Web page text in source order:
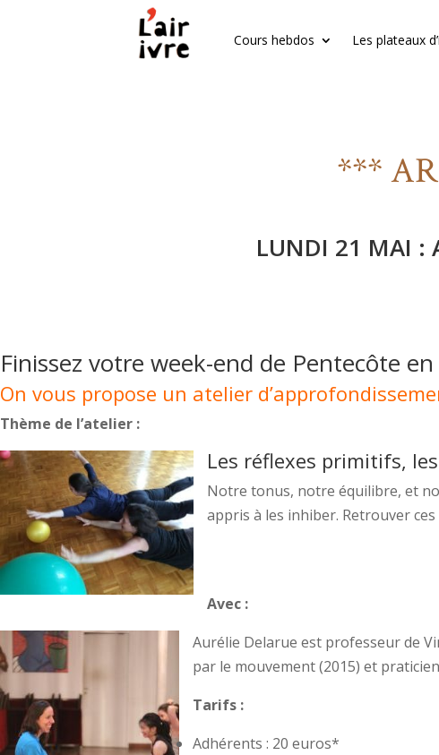
Cours hebdos Les plateaux
***
LUNDI 21 MAI :
Finissez votre week-end de Pentecôte
On vous propose un atelier
Thème de l’atelier :
Les réflexes primitifs,
Notre tonus, notre équilibre, et
appris à les inhiber. Retrouver
Avec :
Aurélie Delarue est professeur de
par le mouvement (2015) et
Tarifs :
Adhérents : 20 euros*